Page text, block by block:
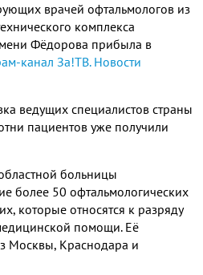
врачей офтальмологов из
комплекса
Фёдорова прибыла в
канал За!ТВ. Новости
ведущих специалистов страны
пациентов уже получили
больницы
более 50 офтальмологических
которые относятся к разряду
помощи. Её
Москвы, Краснодара и